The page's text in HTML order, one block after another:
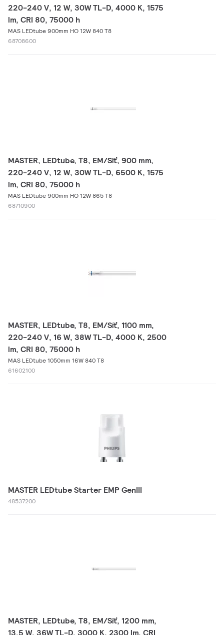
220-240 V, 12 W, 30W TL-D, 4000 K, 1575
lm, CRI 80, 75000 h
MAS LEDtube 900mm HO 12W 840 T8
68708600
MASTER, LEDtube, T8, EM/Síť, 900 mm,
220-240 V, 12 W, 30W TL-D, 6500 K, 1575
lm, CRI 80, 75000 h
MAS LEDtube 900mm HO 12W 865 T8
68710900
MASTER, LEDtube, T8, EM/Síť, 1100 mm,
220-240 V, 16 W, 38W TL-D, 4000 K, 2500
lm, CRI 80, 75000 h
MAS LEDtube 1050mm 16W 840 T8
61602100
MASTER LEDtube Starter EMP GenIII
48537200
MASTER, LEDtube, T8, EM/Síť, 1200 mm,
13.5 W, 36W TL-D, 3000 K, 2300 lm, CRI